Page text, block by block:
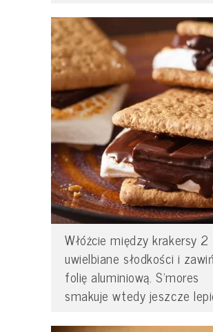
Włóżcie między krakersy 2
uwielbiane słodkości i
folię aluminiową. S’mores
smakuje wtedy jeszcze